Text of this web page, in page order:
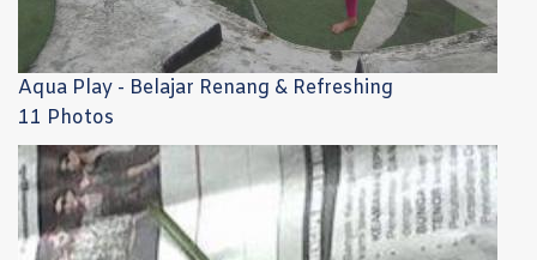
Aqua Play - Belajar Renang & Refreshing
11 Photos